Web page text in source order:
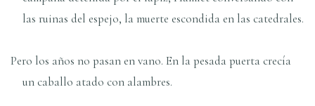
las ruinas del espejo, la muerte escondida en las catedrales.
Pero los años no pasan en vano. En la pesada puerta crecía
un caballo atado con alambres.